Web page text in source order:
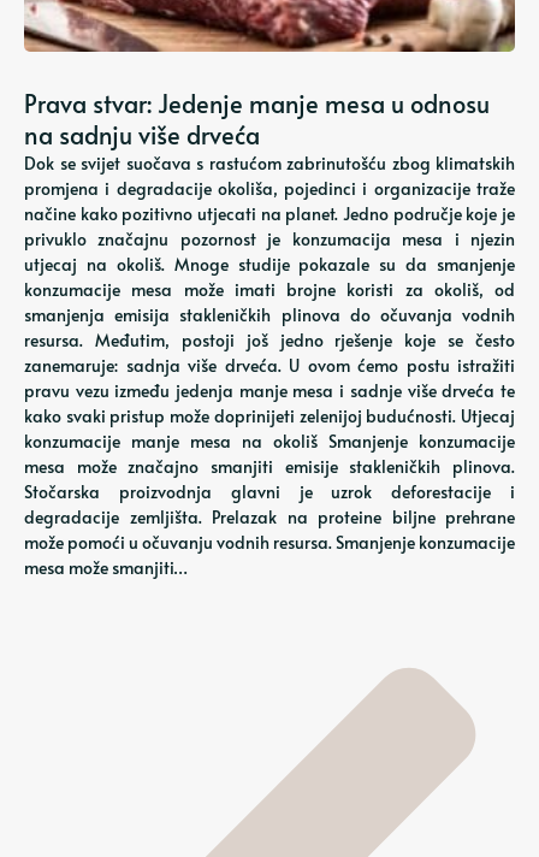
Prava stvar: Jedenje manje mesa u odnosu
na sadnju više drveća
Dok se svijet suočava s rastućom zabrinutošću zbog klimatskih
promjena i degradacije okoliša, pojedinci i organizacije traže
načine kako pozitivno utjecati na planet. Jedno područje koje je
privuklo značajnu pozornost je konzumacija mesa i njezin
utjecaj na okoliš. Mnoge studije pokazale su da smanjenje
konzumacije mesa može imati brojne koristi za okoliš, od
smanjenja emisija stakleničkih plinova do očuvanja vodnih
resursa. Međutim, postoji još jedno rješenje koje se često
zanemaruje: sadnja više drveća. U ovom ćemo postu istražiti
pravu vezu između jedenja manje mesa i sadnje više drveća te
kako svaki pristup može doprinijeti zelenijoj budućnosti. Utjecaj
konzumacije manje mesa na okoliš Smanjenje konzumacije
mesa može značajno smanjiti emisije stakleničkih plinova.
Stočarska proizvodnja glavni je uzrok deforestacije i
degradacije zemljišta. Prelazak na proteine ​​biljne prehrane
može pomoći u očuvanju vodnih resursa. Smanjenje konzumacije
mesa može smanjiti…